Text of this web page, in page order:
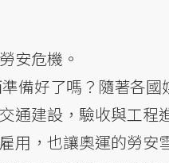
安危機。
備好了嗎？隨著各
通建設，驗收與工程
用，也讓奧運的勞